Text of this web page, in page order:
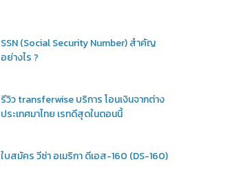
SSN (Social Security Number) สำคัญ
อย่างไร ?
รีวิว transferwise บริการ โอนเงินจากต่าง
ประเทศมาไทย เรทดีสุดในตอนนี้
ใบสมัคร วีซ่า อเมริกา ดีเอส-160 (DS-160)